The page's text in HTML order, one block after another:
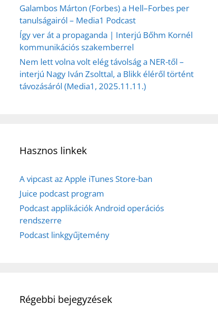
Galambos Márton (Forbes) a Hell–Forbes per
tanulságairól – Media1 Podcast
Így ver át a propaganda | Interjú Bőhm Kornél
kommunikációs szakemberrel
Nem lett volna volt elég távolság a NER-től –
interjú Nagy Iván Zsolttal, a Blikk éléről történt
távozásáról (Media1, 2025.11.11.)
Hasznos linkek
A vipcast az Apple iTunes Store-ban
Juice podcast program
Podcast applikációk Android operációs
rendszerre
Podcast linkgyűjtemény
Régebbi bejegyzések